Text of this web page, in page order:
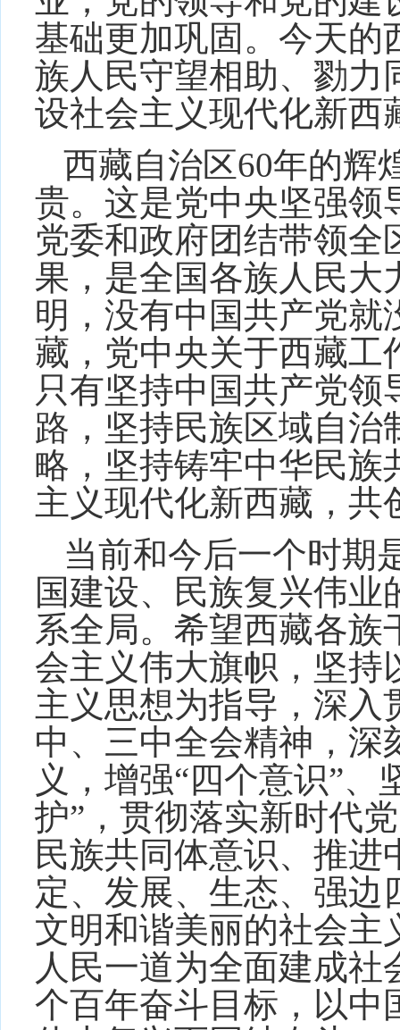
基础更加巩固。今天的
族人民守望相助、勠力
设社会主义现代化新西
西藏自治区60年的辉
贵。这是党中央坚强领
党委和政府团结带领
果，是全国各族人民大
明，没有中国共产党就
藏，党中央关于西藏工
只有坚持中国共产党
路，坚持民族区域自治
略，坚持铸牢中华民族
主义现代化新西藏，共
当前和今后一个时期
国建设、民族复兴伟
系全局。希望西藏各
会主义伟大旗帜，坚持
主义思想为指导，深入
中、三中全会精神，深
义，增强“四个意识”、
护”，贯彻落实新时代
民族共同体意识、推
定、发展、生态、强
文明和谐美丽的社会主
人民一道为全面建成
个百年奋斗目标，以中